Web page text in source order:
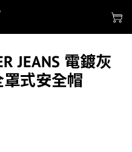
JEANS 電鍍灰
式安全帽